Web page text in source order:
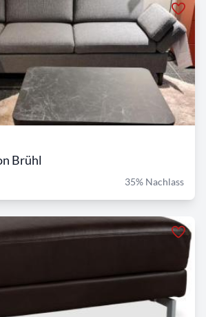
Brühl
35% Nachlass